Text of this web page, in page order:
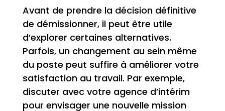
Avant de prendre la décision définitive
de démissionner, il peut être utile
d’explorer certaines alternatives.
Parfois, un changement au sein même
du poste peut suffire à améliorer votre
satisfaction au travail. Par exemple,
discuter avec votre agence d’intérim
pour envisager une nouvelle mission